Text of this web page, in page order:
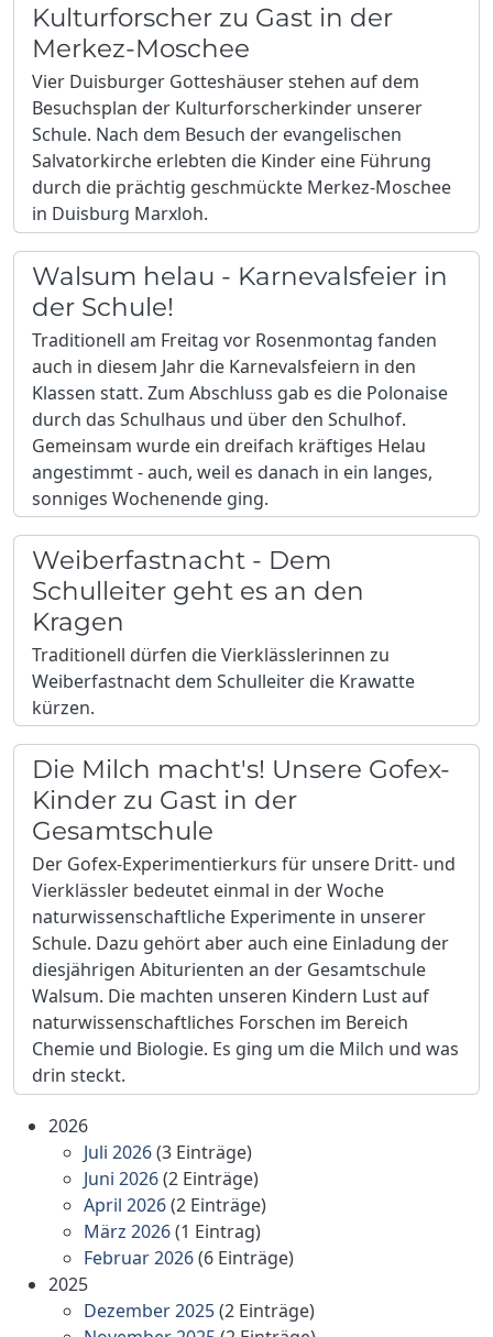
Kulturforscher zu Gast in der
Merkez-Moschee
Vier Duisburger Gotteshäuser stehen auf dem
Besuchsplan der Kulturforscherkinder unserer
Schule. Nach dem Besuch der evangelischen
Salvatorkirche erlebten die Kinder eine Führung
durch die prächtig geschmückte Merkez-Moschee
in Duisburg Marxloh.
Walsum helau - Karnevalsfeier in
der Schule!
Traditionell am Freitag vor Rosenmontag fanden
auch in diesem Jahr die Karnevalsfeiern in den
Klassen statt. Zum Abschluss gab es die Polonaise
durch das Schulhaus und über den Schulhof.
Gemeinsam wurde ein dreifach kräftiges Helau
angestimmt - auch, weil es danach in ein langes,
sonniges Wochenende ging.
Weiberfastnacht - Dem
Schulleiter geht es an den
Kragen
Traditionell dürfen die Vierklässlerinnen zu
Weiberfastnacht dem Schulleiter die Krawatte
kürzen.
Die Milch macht's! Unsere Gofex-
Kinder zu Gast in der
Gesamtschule
Der Gofex-Experimentierkurs für unsere Dritt- und
Vierklässler bedeutet einmal in der Woche
naturwissenschaftliche Experimente in unserer
Schule. Dazu gehört aber auch eine Einladung der
diesjährigen Abiturienten an der Gesamtschule
Walsum. Die machten unseren Kindern Lust auf
naturwissenschaftliches Forschen im Bereich
Chemie und Biologie. Es ging um die Milch und was
drin steckt.
2026
Juli 2026(3 Einträge)
Juni 2026(2 Einträge)
April 2026(2 Einträge)
März 2026(1 Eintrag)
Februar 2026(6 Einträge)
2025
Dezember 2025(2 Einträge)